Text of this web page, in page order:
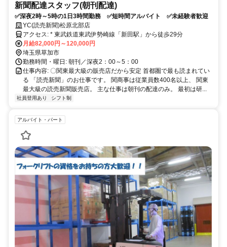
新聞配達スタッフ(朝刊配達)
✅深夜2時～5時の1日3時間勤務 ✅短時間アルバイト ✅未経験者歓迎
YC(読売新聞)松原北部店
アクセス: * 東武鉄道東武伊勢崎線「新田駅」から徒歩29分
月給82,000円～120,000円
埼玉県草加市
勤務時間・曜日: 朝刊／深夜2：00～5：00
仕事内容: 〇関東最大級の販売店だから安定 首都圏で最も読まれてい
る 「読売新聞」のお仕事です。 関商事は従業員数400名以上、 関東
最大級の読売新聞販売店。 主な仕事は朝刊の配達のみ。 最初は研...
社員登用あり シフト制
アルバイト・パート